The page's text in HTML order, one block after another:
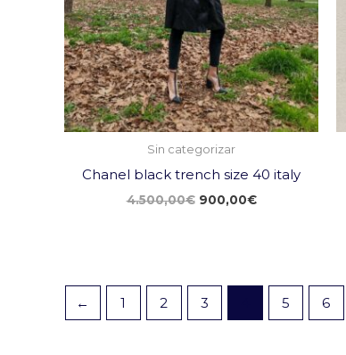
Sin categorizar
Chanel black trench size 40 italy
4.500,00€ 900,00€
← 1 2 3 5 6